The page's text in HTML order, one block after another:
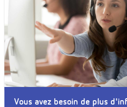
Vous avez besoin de plus